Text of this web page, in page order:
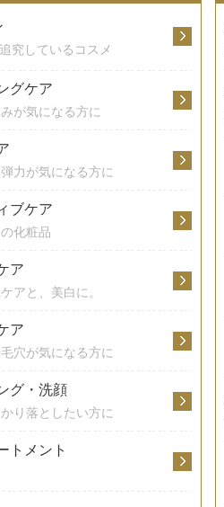
究しているコスメ
グケア
が気になる方に
力が気になる方に
ブケア
化粧品
ア
アと、美白に。
ア
穴が気になる方に
グ・洗顔
り落としたい方に
トメント